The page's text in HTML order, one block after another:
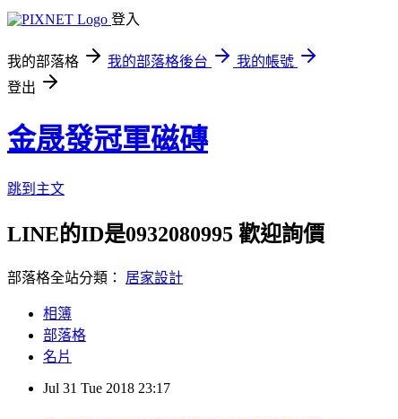
登入
我的部落格 我的部落格後台
我的帳號
登出
金晟發冠軍磁磚
跳到主文
LINE的ID是0932080995 歡迎詢價
部落格全站分類： 居家設計
相簿
部落格
名片
Jul 31 Tue 2018 23:17